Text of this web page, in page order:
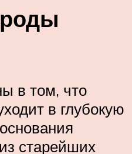
в том, что
в глубокую
старейших